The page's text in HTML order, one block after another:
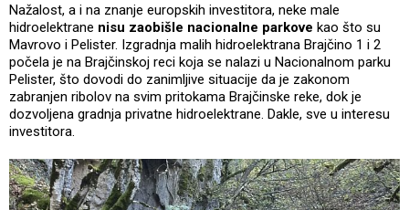
Nažalost, a i na znanje europskih investitora, neke male
hidroelektrane nisu zaobišle nacionalne parkove kao što su
Mavrovo i Pelister. Izgradnja malih hidroelektrana Brajčino 1 i 2
počela je na Brajčinskoj reci koja se nalazi u Nacionalnom parku
Pelister, što dovodi do zanimljive situacije da je zakonom
zabranjen ribolov na svim pritokama Brajčinske reke, dok je
dozvoljena gradnja privatne hidroelektrane. Dakle, sve u interesu
investitora.